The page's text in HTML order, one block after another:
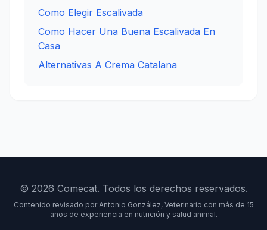
Como Elegir Escalivada
Como Hacer Una Buena Escalivada En
Casa
Alternativas A Crema Catalana
© 2026 Comecat. Todos los derechos reservados.
Contenido revisado por Antonio González, Veterinario con más de 15
años de experiencia en nutrición y salud animal.